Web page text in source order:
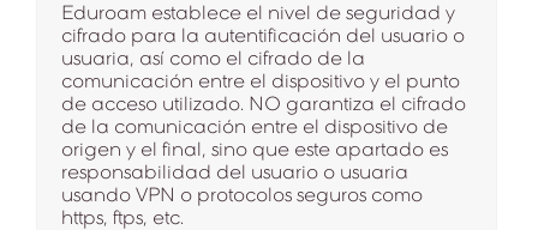
Eduroam establece el nivel de seguridad y
cifrado para la autentificación del usuario o
usuaria, así como el cifrado de la
comunicación entre el dispositivo y el punto
de acceso utilizado. NO garantiza el cifrado
de la comunicación entre el dispositivo de
origen y el final, sino que este apartado es
responsabilidad del usuario o usuaria
usando VPN o protocolos seguros como
https, ftps, etc.